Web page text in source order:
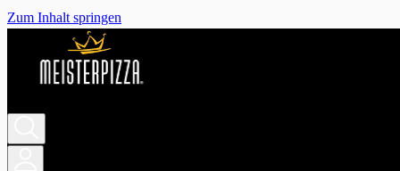
Zum Inhalt springen